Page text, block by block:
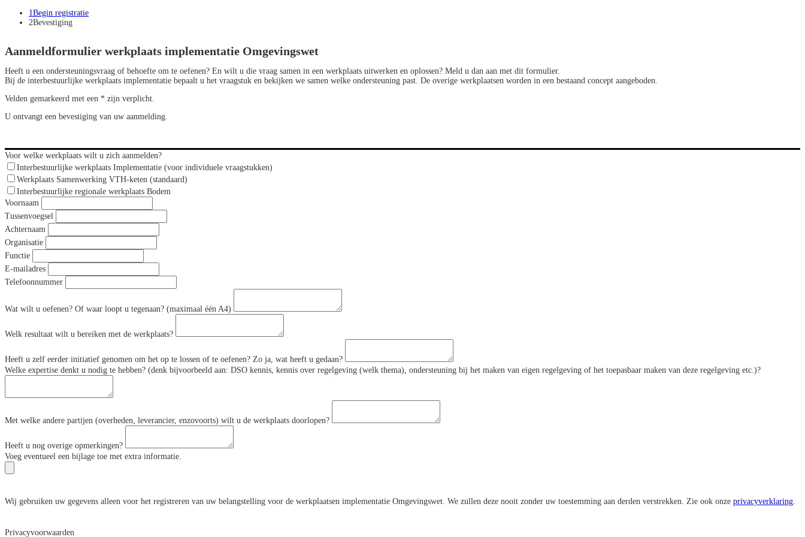
1Begin registratie
2Bevestiging
Aanmeldformulier werkplaats implementatie Omgevingswet
Heeft u een ondersteuningsvraag of behoefte om te oefenen? En wilt u die vraag samen in een werkplaats uitwerken en oplossen? Meld u dan aan met dit formulier.
Bij de interbestuurlijke werkplaats implementatie bepaalt u het vraagstuk en bekijken we samen welke ondersteuning past. De overige werkplaatsen worden in een bestaand concept aangeboden.
Velden gemarkeerd met een * zijn verplicht.
U ontvangt een bevestiging van uw aanmelding.
Voor welke werkplaats wilt u zich aanmelden?
Interbestuurlijke werkplaats Implementatie (voor individuele vraagstukken)
Werkplaats Samenwerking VTH-keten (standaard)
Interbestuurlijke regionale werkplaats Bodem
Voornaam
Tussenvoegsel
Achternaam
Organisatie
Functie
E-mailadres
Telefoonnummer
Wat wilt u oefenen? Of waar loopt u tegenaan? (maximaal één A4)
Welk resultaat wilt u bereiken met de werkplaats?
Heeft u zelf eerder initiatief genomen om het op te lossen of te oefenen? Zo ja, wat heeft u gedaan?
Welke expertise denkt u nodig te hebben? (denk bijvoorbeeld aan: DSO kennis, kennis over regelgeving (welk thema), ondersteuning bij het maken van eigen regelgeving of het toepasbaar maken van deze regelgeving etc.)?
Met welke andere partijen (overheden, leverancier, enzovoorts) wilt u de werkplaats doorlopen?
Heeft u nog overige opmerkingen?
Voeg eventueel een bijlage toe met extra informatie.
Wij gebruiken uw gegevens alleen voor het registreren van uw belangstelling voor de werkplaatsen implementatie Omgevingswet. We zullen deze nooit zonder uw toestemming aan derden verstrekken. Zie ook onze privacyverklaring.
Privacyvoorwaarden